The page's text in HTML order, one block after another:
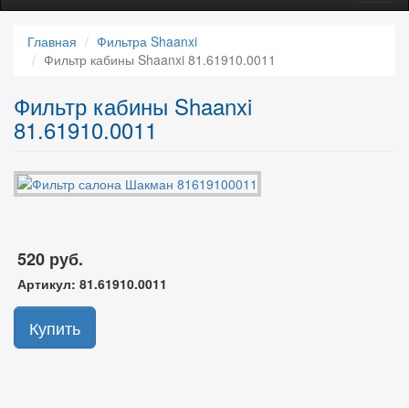
Главная
Фильтра Shaanxi
Фильтр кабины Shaanxi 81.61910.0011
Фильтр кабины Shaanxi
81.61910.0011
520 руб.
Артикул: 81.61910.0011
Купить